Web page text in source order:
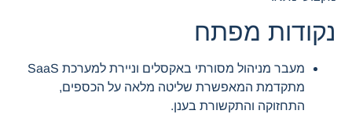
נקודות מפתח
מעבר מניהול מסורתי באקסלים וניירת למערכת SaaS
מתקדמת המאפשרת שליטה מלאה על הכספים,
התחזוקה והתקשורת בענן.